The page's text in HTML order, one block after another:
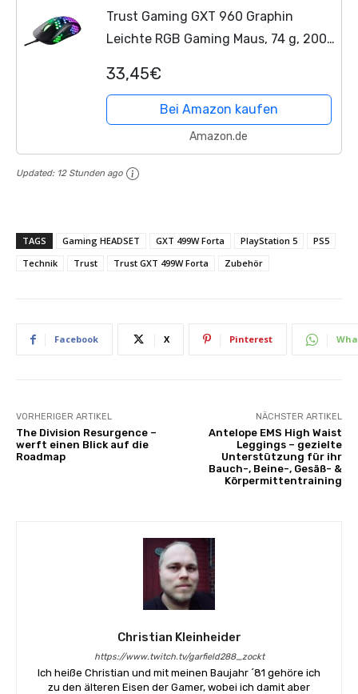
Trust Gaming GXT 960 Graphin
Leichte RGB Gaming Maus, 74 g, 200-
1000 Hz, 6 Programmierbare Tasten,
-Maus für...
33,45€
Bei Amazon kaufen
Amazon.de
Updated: 12 Stunden ago
TAGS Gaming HEADSET GXT 499W Forta PlayStation 5
PS5
Technik
Trust Trust GXT 499W Forta Zubehör
Facebook X Pinterest
VORHERIGER ARTIKEL
The Division Resurgence –
werft einen Blick auf die
Roadmap
NÄCHSTER ARTIKEL
Antelope EMS High Waist
Leggings – gezielte
Unterstützung für ihr
Bauch-, Beine-, Gesäß- &
Körpermittentraining
Christian Kleinheider
https://www.twitch.tv/garfield288_zockt
Ich heiße Christian und mit meinen Baujahr ´81 gehöre ich
zu den älteren Eisen der Gamer, wobei ich damit aber